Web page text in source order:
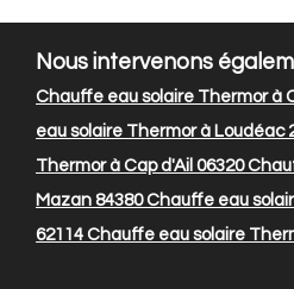
Nous intervenons
Chauffe eau solaire Thermor à
eau solaire Thermor à Loudéac
Thermor à Cap d'Ail 06320
Mazan 84380Chauffe eau
62114 Chauffe eau solaire